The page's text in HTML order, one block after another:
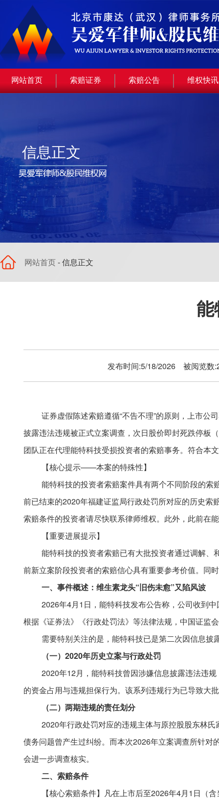
网站首页 索赔证券 索赔公告 维权快讯
信息正文
网站首页- 信息正文
能
发布时间:5/18/2026 被阅览数
证券虚假陈述索赔遵循“不告不理”的原则，上市公
披露违法违规被正式立案调查，次日股价即封死跌停板
团队正在代理能特科技受损投资者的索赔事务。符合本
【核心提示——本案的特殊性】
能特科技的投资者索赔案件具有两个不同阶段的索
前已结束的2020年福建证监局行政处罚所对应的历史
索赔条件的投资者请尽快联系律师维权。此外，此前在
【重要进展提示】
能特科技的投资者索赔已有大批投资者通过调解
前新立案阶段投资者的索赔信心具有重要参考价值。同
一、事件概述：维生素龙头“旧伤未愈”又陷风波
2026年4月1日，能特科技发布公告称，公司收到
根据《证券法》《行政处罚法》等法律法规，中国证监
需要特别关注的是，能特科技已是第二次因信息披
（一）2020年历史立案与行政处罚
2020年12月，能特科技曾因涉嫌信息披露违法违
的资金占用与违规担保行为。该系列违规行为已导致大
（二）两期违规的责任划分
2020年行政处罚对应的违规主体与原控股股东林
债务问题曾产生过纠纷。而本次2026年立案调查所针
会进一步调查核实。
二、索赔条件
【核心索赔条件】凡在上市后至2026年4月1日（